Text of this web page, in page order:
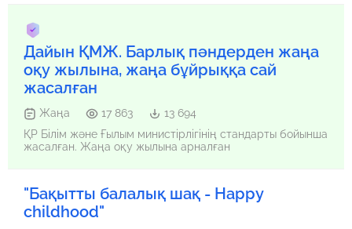
Дайын ҚМЖ. Барлық пәндерден жаңа
оқу жылына, жаңа бұйрыққа сай
жасалған
Жаңа 17 863
13 694
ҚР Білім және Ғылым министірлігінің стандарты бойынша
жасалған. Жаңа оқу жылына арналған
"Бақытты балалық шақ - Happy
childhood"